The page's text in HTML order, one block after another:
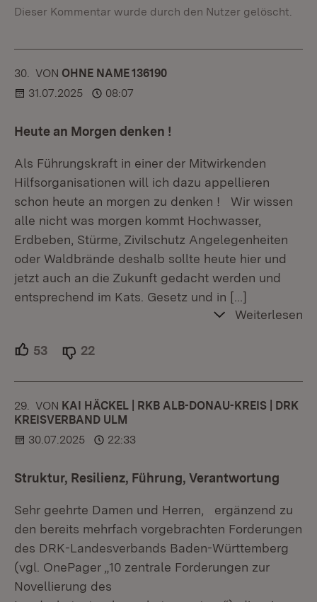
Dieser Kommentar wurde durch den Nutzer gelöscht.
30. KOMMENTAR
VON :OHNE NAME 136190
31.07.2025
08:07
Heute an Morgen denken !
Als Führungskraft in einer der Mitwirkenden
Hilfsorganisationen will ich dazu appellieren
schon heute an morgen zu denken ! Wir wissen
alle nicht was morgen kommt Hochwasser,
Erdbeben, Stürme, Zivilschutz Angelegenheiten
oder Waldbrände deshalb sollte heute hier und
jetzt auch an die Zukunft gedacht werden und
entsprechend im Kats. Gesetz und in […]
Weiterlesen
53 Unterstützer.
22
29. KOMMENTAR
VON :KAI HÄCKEL | RKB ALB-DONAU-KREIS | DRK
KREISVERBAND ULM
30.07.2025
22:33
Struktur, Resilienz, Führung, Verantwortung
Sehr geehrte Damen und Herren, ergänzend zu
den bereits mehrfach vorgebrachten Forderungen
des DRK-Landesverbands Baden-Württemberg
(vgl. OnePager „10 zentrale Forderungen zur
Novellierung des